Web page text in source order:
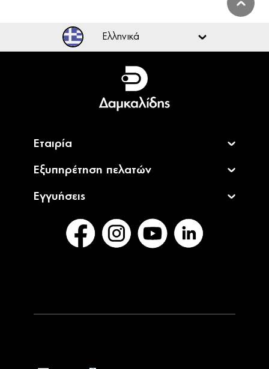
Ελληνικά
Ελληνικά
English
Εταιρία
Εξυπηρέτηση πελατών
Εγγυήσεις